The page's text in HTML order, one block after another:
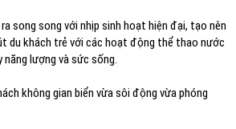
song song với nhịp sinh hoạt hiện đại, tạo nên
du khách trẻ với các hoạt động thể thao nước
lượng và sức sống.
không gian biển vừa sôi động vừa phóng